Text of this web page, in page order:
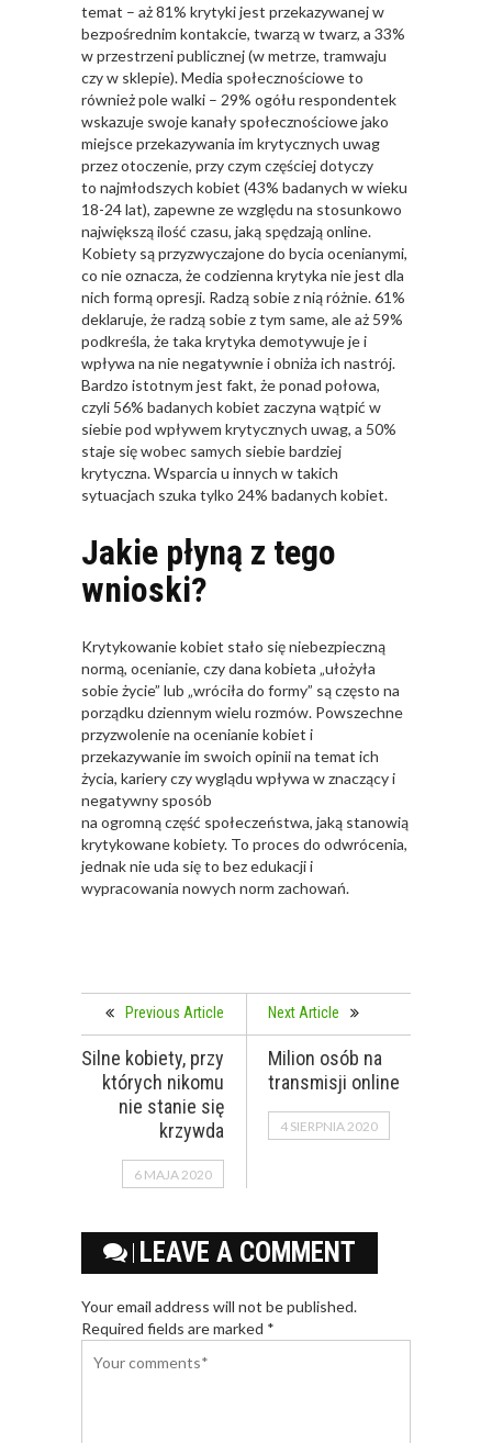
temat – aż 81% krytyki jest przekazywanej w
bezpośrednim kontakcie, twarzą w twarz, a 33%
w przestrzeni publicznej (w metrze, tramwaju
czy w sklepie). Media społecznościowe to
również pole walki – 29% ogółu respondentek
wskazuje swoje kanały społecznościowe jako
miejsce przekazywania im krytycznych uwag
przez otoczenie, przy czym częściej dotyczy
to najmłodszych kobiet (43% badanych w wieku
18-24 lat), zapewne ze względu na stosunkowo
największą ilość czasu, jaką spędzają online.
Kobiety są przyzwyczajone do bycia ocenianymi,
co nie oznacza, że codzienna krytyka nie jest dla
nich formą opresji. Radzą sobie z nią różnie. 61%
deklaruje, że radzą sobie z tym same, ale aż 59%
podkreśla, że taka krytyka demotywuje je i
wpływa na nie negatywnie i obniża ich nastrój.
Bardzo istotnym jest fakt, że ponad połowa,
czyli 56% badanych kobiet zaczyna wątpić w
siebie pod wpływem krytycznych uwag, a 50%
staje się wobec samych siebie bardziej
krytyczna. Wsparcia u innych w takich
sytuacjach szuka tylko 24% badanych kobiet.
Jakie płyną z tego
wnioski?
Krytykowanie kobiet stało się niebezpieczną
normą, ocenianie, czy dana kobieta „ułożyła
sobie życie” lub „wróciła do formy” są często na
porządku dziennym wielu rozmów. Powszechne
przyzwolenie na ocenianie kobiet i
przekazywanie im swoich opinii na temat ich
życia, kariery czy wyglądu wpływa w znaczący i
negatywny sposób
na ogromną część społeczeństwa, jaką stanowią
krytykowane kobiety. To proces do odwrócenia,
jednak nie uda się to bez edukacji i
wypracowania nowych norm zachowań.
Previous Article
Silne kobiety, przy
których nikomu
nie stanie się
krzywda
6 MAJA 2020
Next Article
Milion osób na
transmisji online
4 SIERPNIA 2020
LEAVE A COMMENT
Your email address will not be published.
Required fields are marked *